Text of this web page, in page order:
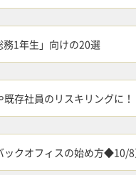
務1年生」向けの20選
存社員のリスキリングに！
ックオフィスの始め方◆10/